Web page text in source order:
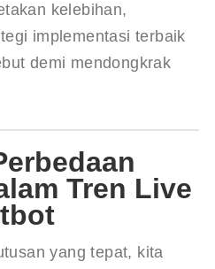
kelebihan,
implementasi terbaik
demi mendongkrak
Tren Live
yang tepat, kita